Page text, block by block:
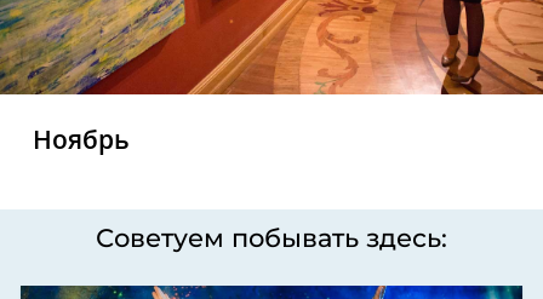
Ноябрь
Советуем побывать здесь: